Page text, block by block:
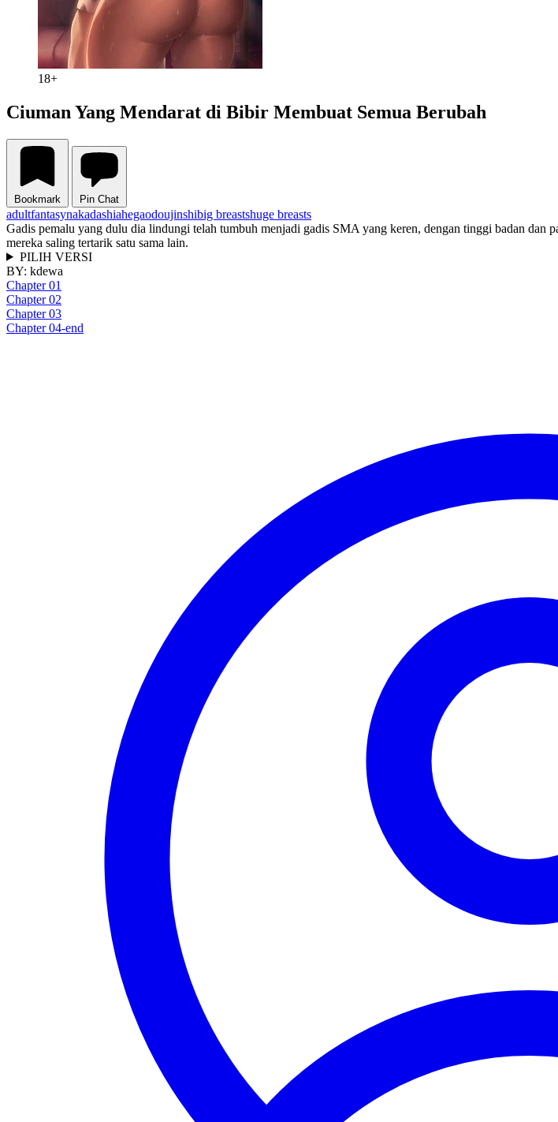
18+
Ciuman Yang Mendarat di Bibir Membuat Semua Berubah
Bookmark Pin Chat
adultfantasynakadashiahegaodoujinshibig breastshuge breasts
Gadis pemalu yang dulu dia lindungi telah tumbuh menjadi gadis SMA yang keren, dengan tinggi badan dan
mereka saling tertarik satu sama lain.
PILIH VERSI
BY: kdewa
Chapter 01
Chapter 02
Chapter 03
Chapter 04-end